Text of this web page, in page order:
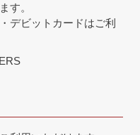
す。
デビットカードはご利